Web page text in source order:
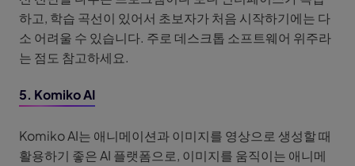
하고, 학습 곡선이 있어서 초보자가 처음 시작하기에는 다
소 어려울 수 있습니다. 주로 데스크톱 소프트웨어 위주라
는 점도 참고하세요.
5. Komiko AI
Komiko AI는 애니메이션과 이미지를 영상으로 생성할 때
활용하기 좋은 AI 플랫폼으로, 이미지를 움직이는 애니메